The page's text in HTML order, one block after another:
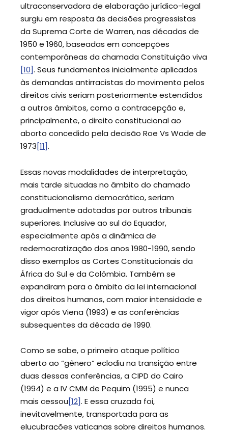
ultraconservadora de elaboração jurídico-legal
surgiu em resposta às decisões progressistas
da Suprema Corte de Warren, nas décadas de
1950 e 1960, baseadas em concepções
contemporâneas da chamada Constituição viva
[10]. Seus fundamentos inicialmente aplicados
às demandas antirracistas do movimento pelos
direitos civis seriam posteriormente estendidos
a outros âmbitos, como a contracepção e,
principalmente, o direito constitucional ao
aborto concedido pela decisão Roe Vs Wade de
1973[11].
Essas novas modalidades de interpretação,
mais tarde situadas no âmbito do chamado
constitucionalismo democrático, seriam
gradualmente adotadas por outros tribunais
superiores. Inclusive ao sul do Equador,
especialmente após a dinâmica de
redemocratização dos anos 1980-1990, sendo
disso exemplos as Cortes Constitucionais da
África do Sul e da Colômbia. Também se
expandiram para o âmbito da lei internacional
dos direitos humanos, com maior intensidade e
vigor após Viena (1993) e as conferências
subsequentes da década de 1990.
Como se sabe, o primeiro ataque político
aberto ao “gênero” eclodiu na transição entre
duas dessas conferências, a CIPD do Cairo
(1994) e a IV CMM de Pequim (1995) e nunca
mais cessou[12]. E essa cruzada foi,
inevitavelmente, transportada para as
elucubrações vaticanas sobre direitos humanos.